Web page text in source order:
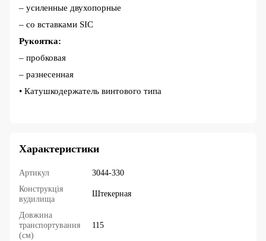
– усиленные двухопорные
– со вставками SIC
Рукоятка:
– пробковая
– разнесенная
• Катушкодержатель винтового типа
Характеристики
Артикул
3044-330
Конструкція
вудилища
Штекерная
Довжина
транспортування
(см)
115